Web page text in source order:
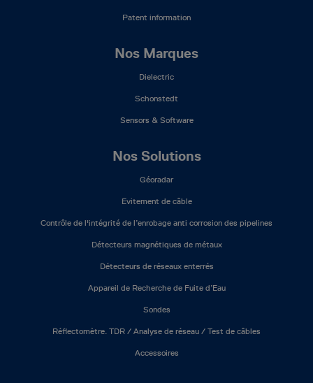
Patent information
Nos Marques
Dielectric
Schonstedt
Sensors & Software
Nos Solutions
Géoradar
Evitement de câble
Contrôle de l'intégrité de l’enrobage anti corrosion des pipelines
Détecteurs magnétiques de métaux
Détecteurs de réseaux enterrés
Appareil de Recherche de Fuite d’Eau
Sondes
Réflectomètre. TDR / Analyse de réseau / Test de câbles
Accessoires